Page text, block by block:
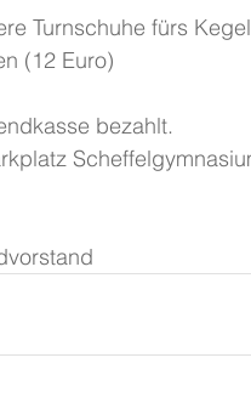
Turnschuhe fürs
(12 Euro)
bezahlt.